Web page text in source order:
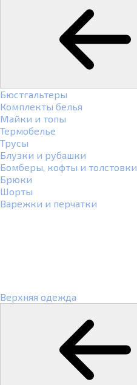
Бюстгальтеры
Комплекты белья
Майки и топы
Термобелье
Трусы
Блузки и рубашки
Бомберы, кофты и толстовки
Брюки
Шорты
Варежки и перчатки
Верхняя одежда